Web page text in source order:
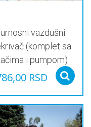
cart
vazdušni
(komplet sa
i pumpom)
RSD